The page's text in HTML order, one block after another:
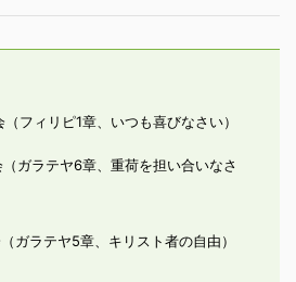
フィリピ1章、いつも喜びなさい）
ガラテヤ6章、重荷を担い合いなさ
ガラテヤ5章、キリスト者の自由）